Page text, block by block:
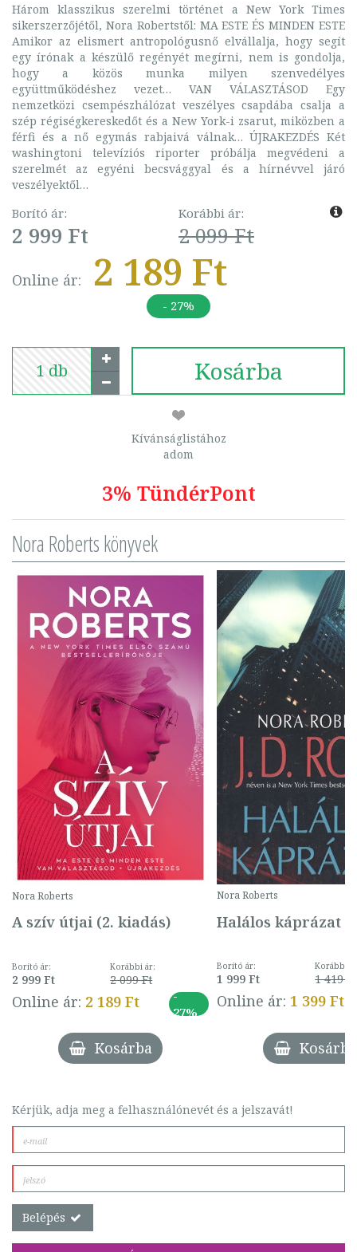
Három klasszikus szerelmi történet a New York Times
sikerszerzőjétől, Nora Robertstől: MA ESTE ÉS MINDEN ESTE
Amikor az elismert antropológusnő elvállalja, hogy segít
egy írónak a készülő regényét megírni, nem is gondolja,
hogy a közös munka milyen szenvedélyes
együttműködéshez vezet… VAN VÁLASZTÁSOD Egy
nemzetközi csempészhálózat veszélyes csapdába csalja a
szép régiségkereskedőt és a New York-i zsarut, miközben a
férfi és a nő egymás rabjaivá válnak… ÚJRAKEZDÉS Két
washingtoni televíziós riporter próbálja megvédeni a
szerelmét az egyéni becsvággyal és a hírnévvel járó
veszélyektől…
Borító ár:
2 999 Ft
Korábbi ár:
2 099 Ft
Online ár: 2 189 Ft
- 27%
Kosárba
Kívánságlistához
adom
3% TündérPont
Nora Roberts könyvek
Nora Roberts
A szív útjai (2. kiadás)
Borító ár:
2 999 Ft
Korábbi ár:
2 099 Ft
Online ár: 2 189 Ft
-
27%
Kosárba
Nora Roberts
Halálos káprázat
Borító ár:
1 999 Ft
Korábbi
1 419 Ft
Online ár: 1 399 Ft
Kosárba
Kérjük, adja meg a felhasználónevét és a jelszavát!
Belépés